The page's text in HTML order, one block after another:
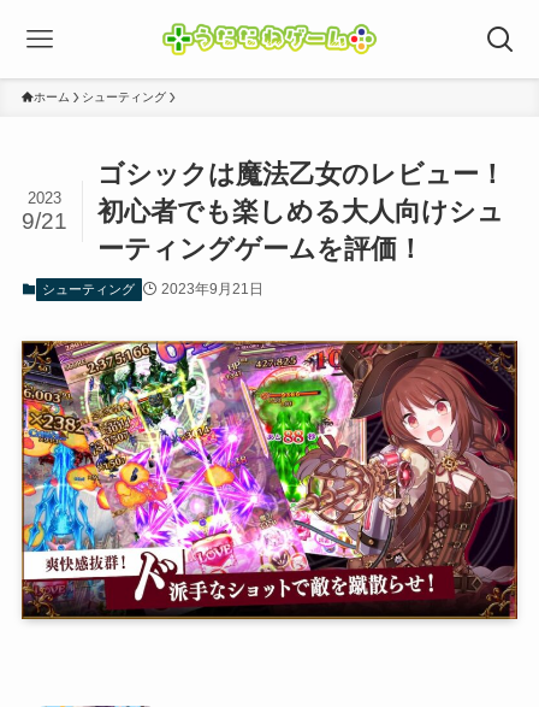
ホーム シューティング
ゴシックは魔法乙女のレビュー！
初心者でも楽しめる大人向けシュ
ーティングゲームを評価！
2023
9/21
シューティング 2023年9月21日